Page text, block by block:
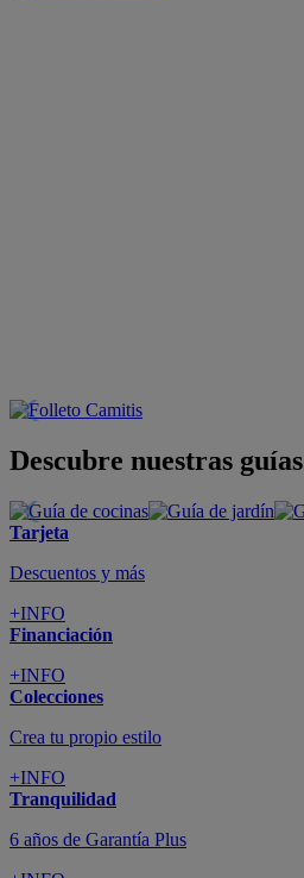
Descubre nuestras guías
Tarjeta
Descuentos y más
+INFO
Financiación
+INFO
Colecciones
Crea tu propio estilo
+INFO
Tranquilidad
6 años de Garantía Plus